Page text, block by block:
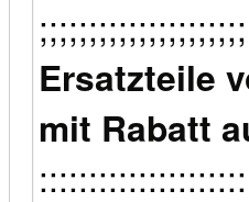
Ersatzteile
mit Rabatt